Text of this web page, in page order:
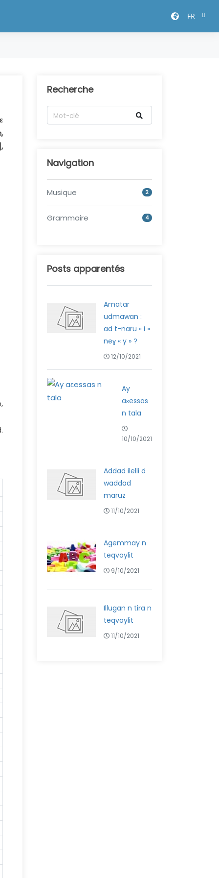
FR
Recherche
Navigation
Musique 2
Grammaire 4
Posts apparentés
Amatar
udmawan :
ad t-naru « i »
neɣ « y » ?
12/10/2021
Ay
aɛessas
n tala
10/10/2021
Addad ilelli d
waddad
maruz
11/10/2021
Agemmay n
teqvaylit
9/10/2021
Illugan n tira n
teqvaylit
11/10/2021